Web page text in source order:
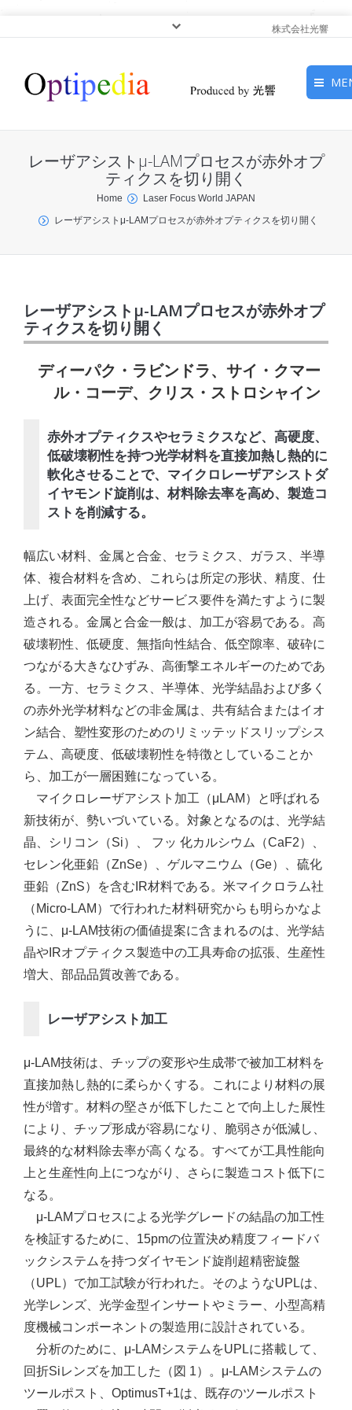
株式会社光響
ピックアップ
サービス
レーザアシストμ-LAMプロセスが赤外オプ
ティクスを切り開く
You are here:Home
Laser Focus World JAPAN
レーザアシストμ-LAMプロセスが赤外オプティクスを切り開く
レーザアシストμ-LAMプロセスが赤外オプ
ティクスを切り開く
ディーパク・ラビンドラ、サイ・クマー
ル・コーデ、クリス・ストロシャイン
赤外オプティクスやセラミクスなど、高硬度、
低破壊靭性を持つ光学材料を直接加熱し熱的に
軟化させることで、マイクロレーザアシストダ
イヤモンド旋削は、材料除去率を高め、製造コ
ストを削減する。
幅広い材料、金属と合金、セラミクス、ガラス、半導
体、複合材料を含め、これらは所定の形状、精度、仕
上げ、表面完全性などサービス要件を満たすように製
造される。金属と合金一般は、加工が容易である。高
破壊靭性、低硬度、無指向性結合、低空隙率、破砕に
つながる大きなひずみ、高衝撃エネルギーのためであ
る。一方、セラミクス、半導体、光学結晶および多く
の赤外光学材料などの非金属は、共有結合またはイオ
ン結合、塑性変形のためのリミッテッドスリップシス
テム、高硬度、低破壊靭性を特徴としていることか
ら、加工が一層困難になっている。
マイクロレーザアシスト加工（μLAM）と呼ばれる
新技術が、勢いづいている。対象となるのは、光学結
晶、シリコン（Si）、 フッ 化カルシウム（CaF2）、
セレン化亜鉛（ZnSe）、ゲルマニウム（Ge）、硫化
亜鉛（ZnS）を含むIR材料である。米マイクロラム社
（Micro-LAM）で行われた材料研究からも明らかなよ
うに、μ-LAM技術の価値提案に含まれるのは、光学結
晶やIRオプティクス製造中の工具寿命の拡張、生産性
増大、部品品質改善である。
レーザアシスト加工
μ-LAM技術は、チップの変形や生成帯で被加工材料を
直接加熱し熱的に柔らかくする。これにより材料の展
性が増す。材料の堅さが低下したことで向上した展性
により、チップ形成が容易になり、脆弱さが低減し、
最終的な材料除去率が高くなる。すべてが工具性能向
上と生産性向上につながり、さらに製造コスト低下に
なる。
μ-LAMプロセスによる光学グレードの結晶の加工性
を検証するために、15pmの位置決め精度フィードバ
ックシステムを持つダイヤモンド旋削超精密旋盤
（UPL）で加工試験が行われた。そのようなUPLは、
光学レンズ、光学金型インサートやミラー、小型高精
度機械コンポーネントの製造用に設計されている。
分析のために、μ-LAMシステムをUPLに搭載して、
回折Siレンズを加工した（図 1）。μ-LAMシステムの
ツールポスト、OptimusT+1は、既存のツールポスト